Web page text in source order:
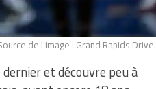
de l'image : Grand Rapids Drive.
et découvre peu à